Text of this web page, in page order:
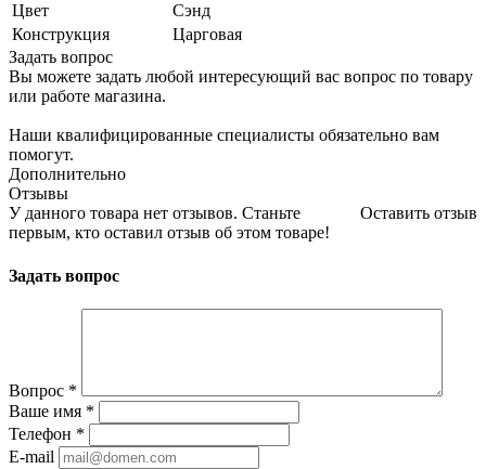
Цвет
Сэнд
Конструкция
Царговая
Задать вопрос
Вы можете задать любой интересующий вас вопрос по товару
или работе магазина.
Наши квалифицированные специалисты обязательно вам
помогут.
Дополнительно
Отзывы
Оставить отзыв
У данного товара нет отзывов. Станьте
первым, кто оставил отзыв об этом товаре!
Задать вопрос
Вопрос *
Ваше имя *
Телефон *
E-mail